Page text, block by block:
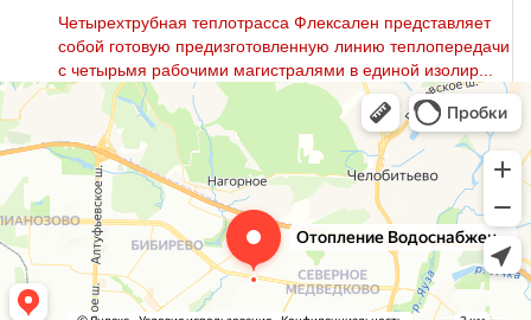
Четырехтрубная теплотрасса Флексален представляет
собой готовую предизготовленную линию теплопередачи
с четырьмя рабочими магистралями в единой изолир...